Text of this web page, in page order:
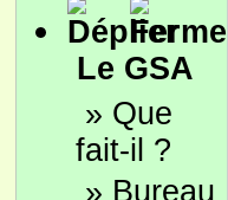
Le GSA
» Que
fait-il ?
» Bureau